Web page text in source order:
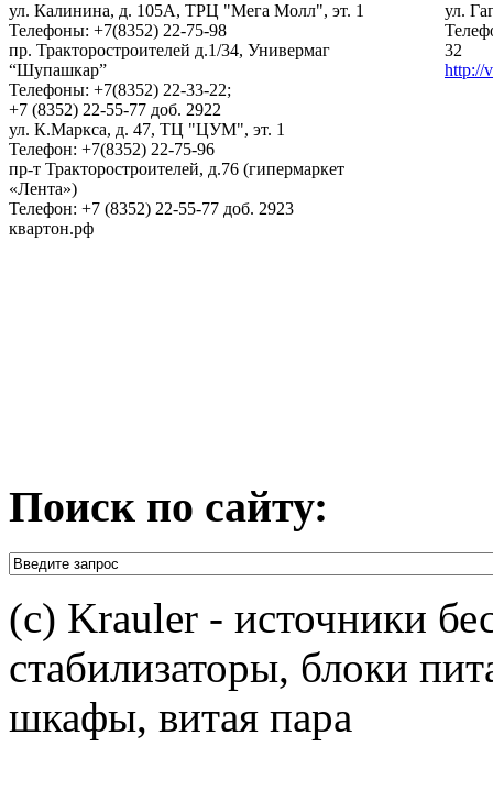
ул. Калинина, д. 105А, ТРЦ "Мега Молл", эт. 1
Телефоны: +7(8352) 22-75-98
пр. Тракторостроителей д.1/34, Универмаг
“Шупашкар”
Телефоны: +7(8352) 22-33-22;
+7 (8352) 22-55-77 доб. 2922
ул. К.Маркса, д. 47, ТЦ "ЦУМ", эт. 1
Телефон: +7(8352) 22-75-96
пр-т Тракторостроителей, д.76 (гипермаркет
«Лента»)
Телефон: +7 (8352) 22-55-77 доб. 2923
квартон.рф
ул.
32
http://
Поиск по сайту:
(c) Krauler - источники
стабилизаторы, блоки
шкафы, витая пара